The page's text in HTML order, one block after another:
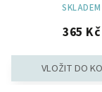
SKLADEM
365 Kč